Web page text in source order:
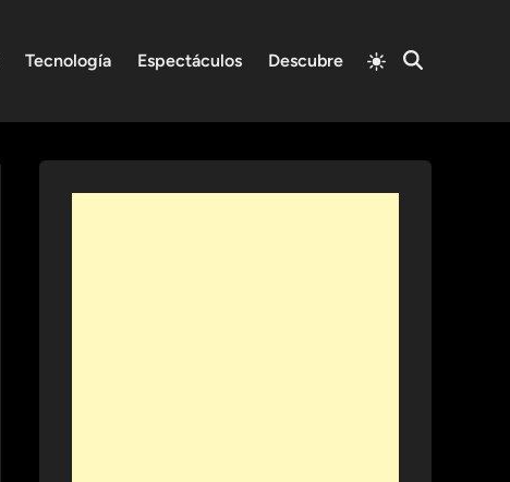
Tecnología Espectáculos Descubre
Switch
to
Open